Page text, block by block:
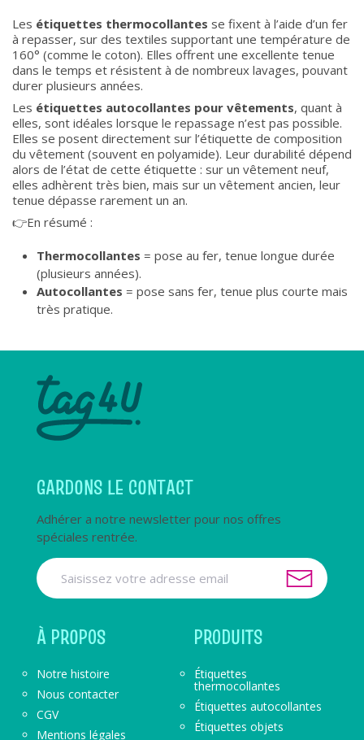
Les étiquettes thermocollantes se fixent à l’aide d’un fer
à repasser, sur des textiles supportant une température de
160° (comme le coton). Elles offrent une excellente tenue
dans le temps et résistent à de nombreux lavages, pouvant
durer plusieurs années.
Les étiquettes autocollantes pour vêtements, quant à
elles, sont idéales lorsque le repassage n’est pas possible.
Elles se posent directement sur l’étiquette de composition
du vêtement (souvent en polyamide). Leur durabilité dépend
alors de l’état de cette étiquette : sur un vêtement neuf,
elles adhèrent très bien, mais sur un vêtement ancien, leur
tenue dépasse rarement un an.
👉En résumé :
Thermocollantes = pose au fer, tenue longue durée
(plusieurs années).
Autocollantes = pose sans fer, tenue plus courte mais
très pratique.
GARDONS LE CONTACT
Adhérer a notre newsletter pour nos offres
spéciales rentrée.
À PROPOS
Notre histoire
Nous contacter
CGV
Mentions légales
PRODUITS
Étiquettes
thermocollantes
Étiquettes autocollantes
Étiquettes objets